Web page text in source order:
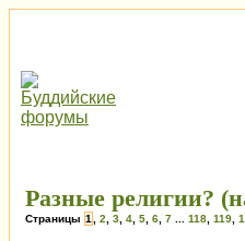
Разные религии?
Страницы 1 2 3 4 5 6 7 118 119